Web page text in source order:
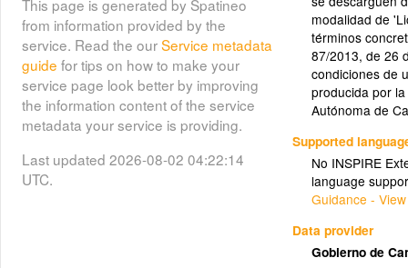
modalidad de
términos
87/2013, de 26
condiciones de
producida por
Autónoma de
Supported
No INSPIRE
language
Guidance -
Data provider
Gobierno de
Ortofoto de Cantabria del año 2002
This page is generated by Spatineo
from information provided by the
service. Read the ourService metadata
guide for tips on how to make your
service page look better by improving
the information content of the service
metadata your service is providing.
Last updated 2026-08-02 04:22:14
UTC.